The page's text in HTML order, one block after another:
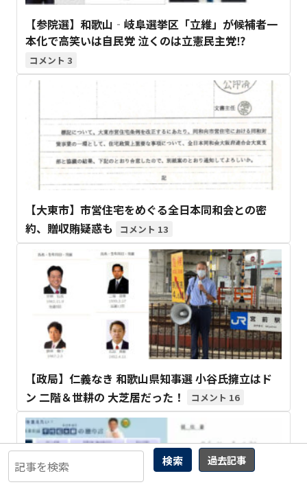
検索 過去記事
【参院選】和歌山‐岐阜選挙区「立維」が候補者一
本化で高笑いは自民党 泣くのは立憲民主党⁉
3
【大東市】市営住宅をめぐる全日本同和会との密
約、贈収賄疑惑も
13
【政局】仁義なき 和歌山県知事選 小谷氏擁立はド
ン 二階＆世耕の 大芝居だった！
16